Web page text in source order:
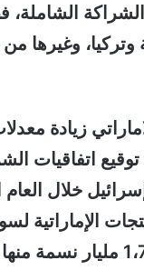
الشراكة الشاملة،
وغيرها
زيادة
اتفاقيات
خلال العام
الإماراتية